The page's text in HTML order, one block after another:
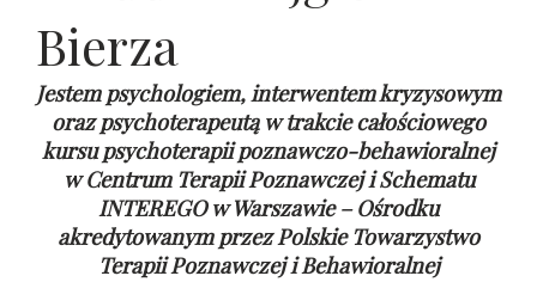
Bierza
Jestem psychologiem, interwentem kryzysowym
oraz psychoterapeutą w trakcie całościowego
kursu psychoterapii poznawczo-behawioralnej
wCentrum Terapii Poznawczej i Schematu
INTEREGO w Warszawie – Ośrodku
akredytowanym przez Polskie Towarzystwo
Terapii Poznawczej i Behawioralnej